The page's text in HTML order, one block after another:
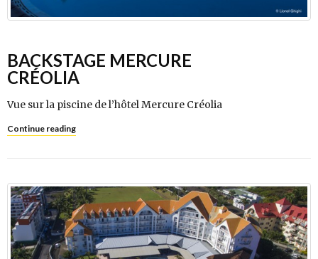
BACKSTAGE MERCURE
CRÉOLIA
Vue sur la piscine de l’hôtel Mercure Créolia
Continue reading